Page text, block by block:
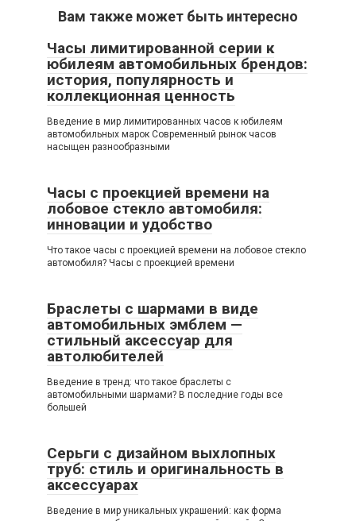
Вам также может быть интересно
Часы лимитированной серии к
юбилеям автомобильных брендов:
история, популярность и
коллекционная ценность
Введение в мир лимитированных часов к юбилеям
автомобильных марок Современный рынок часов
насыщен разнообразными
Часы с проекцией времени на
лобовое стекло автомобиля:
инновации и удобство
Что такое часы с проекцией времени на лобовое стекло
автомобиля? Часы с проекцией времени
Браслеты с шармами в виде
автомобильных эмблем —
стильный аксессуар для
автолюбителей
Введение в тренд: что такое браслеты с
автомобильными шармами? В последние годы все
большей
Серьги с дизайном выхлопных
труб: стиль и оригинальность в
аксессуарах
Введение в мир уникальных украшений: как форма